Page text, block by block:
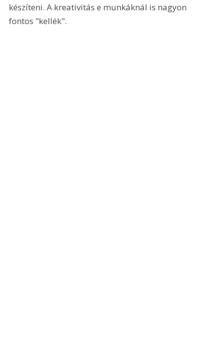
készíteni. A kreativitás e munkáknál is nagyon
fontos "kellék".